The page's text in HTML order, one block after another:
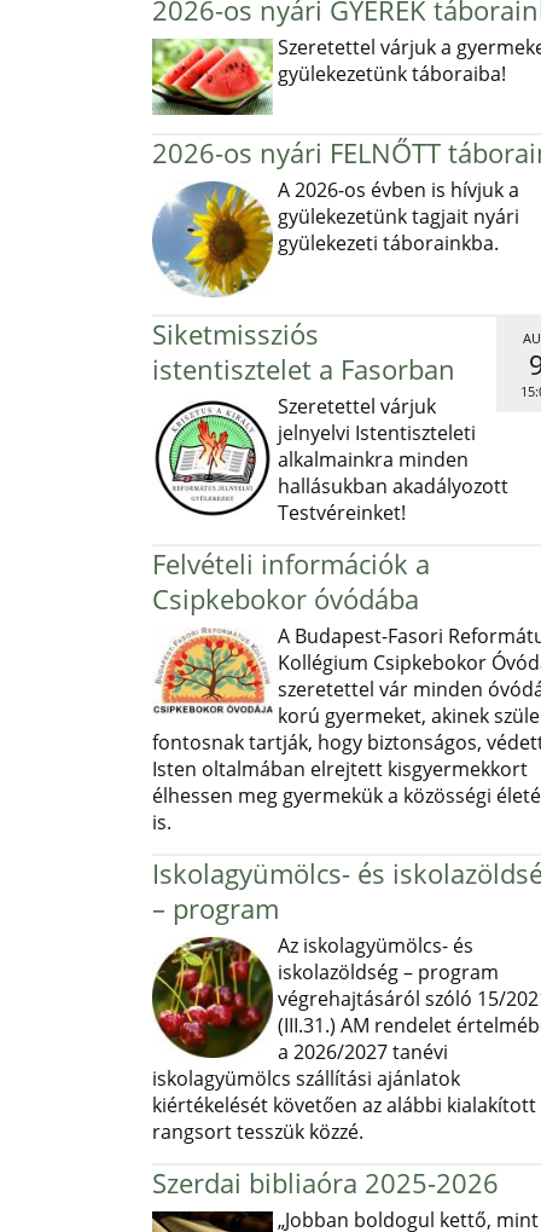
2026-os nyári GYEREK
Szeretettel várjuk a
gyülekezetünk táboraiba!
2026-os nyári FELNŐTT
A 2026-os évben is hívjuk a
gyülekezetünk tagjait nyári
gyülekezeti táborainkba.
Siketmissziós
istentisztelet a Fasorban
Szeretettel várjuk
jelnyelvi Istentiszteleti
alkalmainkra minden
hallásukban akadályozott
Testvéreinket!
Felvételi információk a
Csipkebokor óvódába
A Budapest-Fasori
Kollégium Csipkebokor
szeretettel vár minden
korú gyermeket, akinek
fontosnak tartják, hogy biztonságos,
Isten oltalmában elrejtett kisgyermekkort
élhessen meg gyermekük a közösségi
is.
Iskolagyümölcs- és
– program
Az iskolagyümölcs- és
iskolazöldség – program
végrehajtásáról szóló 15/
(III.31.) AM rendelet
a 2026/2027 tanévi
iskolagyümölcs szállítási ajánlatok
kiértékelését követően az alábbi kialakított
rangsort tesszük közzé.
Szerdai bibliaóra 2025-2026
„Jobban boldogul kettő, mint